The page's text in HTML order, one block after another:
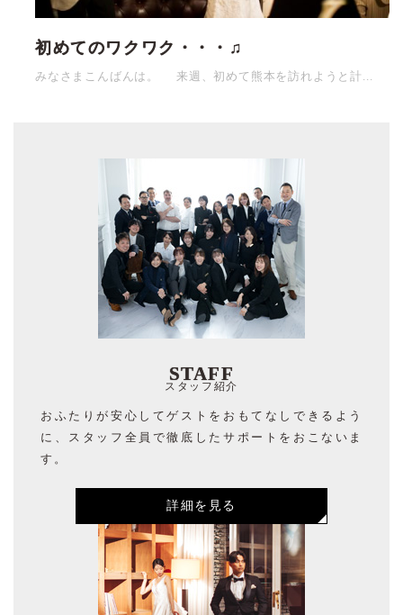
初めてのワクワク・・・♫
みなさまこんばんは。 来週、初めて熊本を訪れようと計...
STAFF
スタッフ紹介
おふたりが安心してゲストをおもてなしできるよう
に、スタッフ全員で徹底したサポートをおこないま
す。
詳細を見る